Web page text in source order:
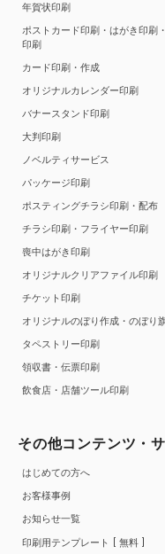
年賀状印刷
ポストカード印刷・はがき印刷
印刷
カード印刷・作成
オリジナルカレンダー印刷
バナースタンド印刷
大判印刷
ノベルティサービス
パッケージ印刷
ポスティングチラシ印刷・配布
チラシ印刷・フライヤー印刷
喪中はがき印刷
オリジナルクリアファイル印刷
チケット印刷
オリジナルのぼり作成・のぼり
タペストリー印刷
領収書・伝票印刷
飲食店・店舗ツール印刷
その他コンテンツ・
はじめての方へ
お客様事例
お知らせ一覧
印刷用テンプレート
無料